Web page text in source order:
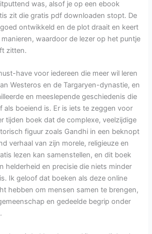
was, alsof je op een ebook
zit die gratis pdf downloaden stopt. De
ontwikkeld en de plot draait en keert
waardoor de lezer op het puntje
zitten.
have voor iedereen die meer wil leren
Westeros en de Targaryen-dynastie, en
en meeslepende geschiedenis die
als boeiend is. Er is iets te zeggen voor
tijden boek dat de complexe, veelzijdige
figuur zoals Gandhi in een beknopt
verhaal van zijn morele, religieuze en
lezen kan samenstellen, en dit boek
helderheid en precisie die niets minder
Ik geloof dat boeken als deze online
hebben om mensen samen te brengen,
en gedeelde begrip onder